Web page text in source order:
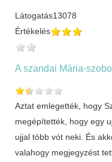
Látogatás13078
Értékelés
A szandai Mária-
Aztat emlegették, hogy
megépítették, hogy egy
ujjal több vót neki. És
valahogy megjegyzést